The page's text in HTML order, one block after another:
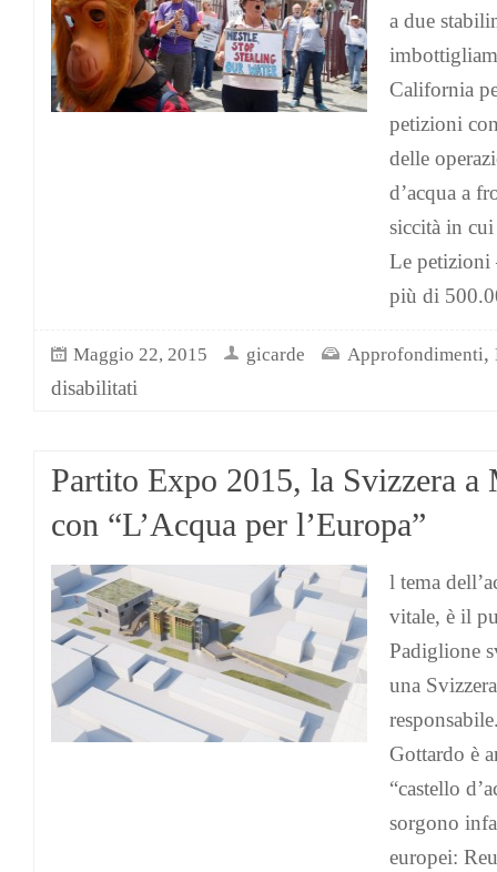
a due
California
petizioni
delle
d’acqua a
siccità in
Le petizioni
più di
Maggio 22, 2015 gicarde Approfondimenti,
disabilitati
rivende
ai
californiani
la
acqua
che
a
loro
è
vietato
bere
Partito Expo 2015, la Svizzera a
con “L’Acqua per l’Europa”
l tema
vitale, è il
Padiglione
una
Gottardo è
“castello
sorgono
europei: